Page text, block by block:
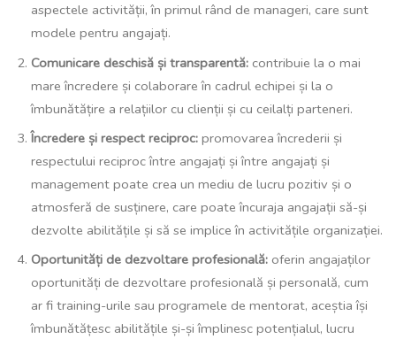
aspectele activității, în primul rând de manageri, care sunt
modele pentru angajați.
Comunicare deschisă și transparentă: contribuie la o mai
mare încredere și colaborare în cadrul echipei și la o
îmbunătățire a relațiilor cu clienții și cu ceilalți parteneri.
Încredere și respect reciproc: promovarea încrederii și
respectului reciproc între angajați și între angajați și
management poate crea un mediu de lucru pozitiv și o
atmosferă de susținere, care poate încuraja angajații să-și
dezvolte abilitățile și să se implice în activitățile organizației.
Oportunități de dezvoltare profesională: oferin angajaților
oportunități de dezvoltare profesională și personală, cum
ar fi training-urile sau programele de mentorat, aceștia își
îmbunătățesc abilitățile și-și împlinesc potențialul, lucru